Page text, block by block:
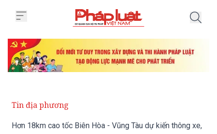
Tin địa phương
Hơn 18km cao tốc Biên Hòa - Vũng Tàu dự kiến thông xe,